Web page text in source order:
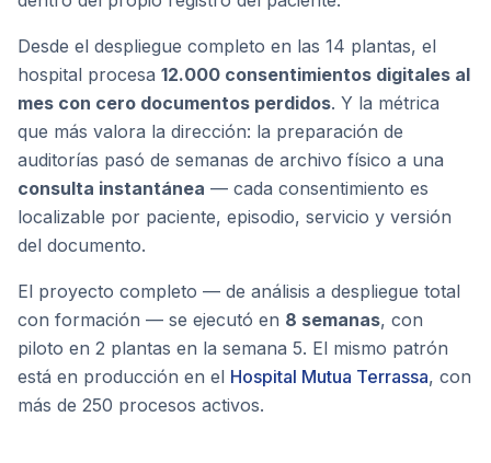
Desde el despliegue completo en las 14 plantas, el
hospital procesa 12.000 consentimientos digitales al
mes con cero documentos perdidos. Y la métrica
que más valora la dirección: la preparación de
auditorías pasó de semanas de archivo físico a una
consulta instantánea — cada consentimiento es
localizable por paciente, episodio, servicio y versión
del documento.
El proyecto completo — de análisis a despliegue total
con formación — se ejecutó en 8 semanas, con
piloto en 2 plantas en la semana 5. El mismo patrón
está en producción en el Hospital Mutua Terrassa, con
más de 250 procesos activos.